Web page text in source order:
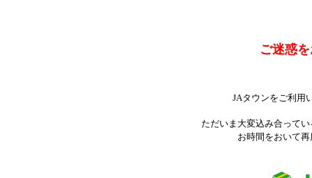
ご迷惑
JAタウンをご利用
ただいま大変込み合って
お時間をおいて